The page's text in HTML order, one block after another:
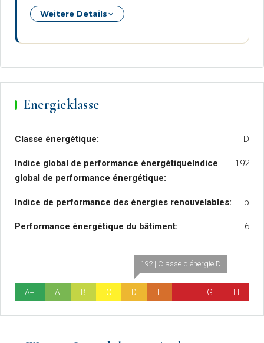
Weitere Details
Energieklasse
Classe énergétique: D
Indice global de performance énergétiqueIndice
global de performance énergétique:
192
Indice de performance des énergies renouvelables: b
Performance énergétique du bâtiment: 6
A+ A B C
192 | Classe d'énergie D
D E F G H